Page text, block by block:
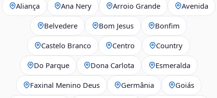
Aliança Ana Nery Arroio Grande Avenida
Belvedere Bom Jesus Bonfim
Castelo Branco Centro Country
Do Parque Dona Carlota Esmeralda
Faxinal Menino Deus Germânia Goiás